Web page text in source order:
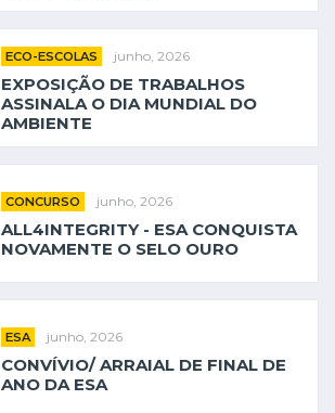
ECO-ESCOLAS junho, 2026
EXPOSIÇÃO DE TRABALHOS
ASSINALA O DIA MUNDIAL DO
AMBIENTE
CONCURSO junho, 2026
ALL4INTEGRITY - ESA CONQUISTA
NOVAMENTE O SELO OURO
ESA junho, 2026
CONVÍVIO/ ARRAIAL DE FINAL DE
ANO DA ESA